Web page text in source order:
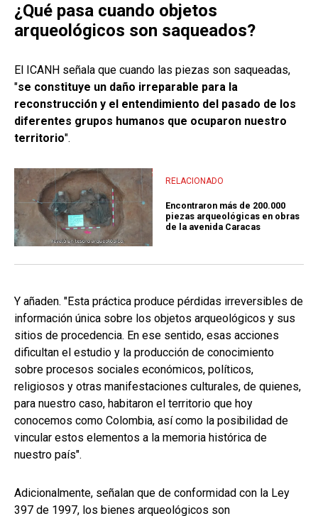
¿Qué pasa cuando objetos
arqueológicos son saqueados?
El ICANH señala que cuando las piezas son saqueadas,
"se constituye un daño irreparable para la
reconstrucción y el entendimiento del pasado de los
diferentes grupos humanos que ocuparon nuestro
territorio".
RELACIONADO
Encontraron más de 200.000
piezas arqueológicas en obras
de la avenida Caracas
Y añaden. "Esta práctica produce pérdidas irreversibles de
información única sobre los objetos arqueológicos y sus
sitios de procedencia. En ese sentido, esas acciones
dificultan el estudio y la producción de conocimiento
sobre procesos sociales económicos, políticos,
religiosos y otras manifestaciones culturales, de quienes,
para nuestro caso, habitaron el territorio que hoy
conocemos como Colombia, así como la posibilidad de
vincular estos elementos a la memoria histórica de
nuestro país".
Adicionalmente, señalan que de conformidad con la Ley
397 de 1997, los bienes arqueológicos son